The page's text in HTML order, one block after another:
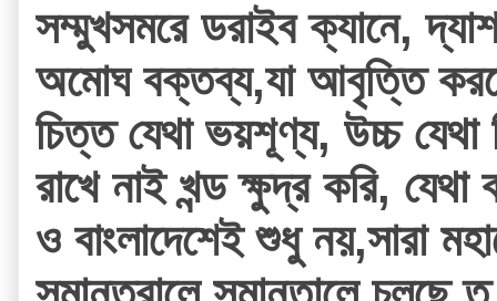
সম্মুখসমরে ডরাইব ক্যানে,
অমোঘ বক্তব্য,যা আবৃত্তি
চিত্ত যেথা ভয়শূণ্য, উচ্চ যেথা
রাখে নাই খন্ড ক্ষুদ্র করি,
ও বাংলাদেশেই শুধু নয়,সারা